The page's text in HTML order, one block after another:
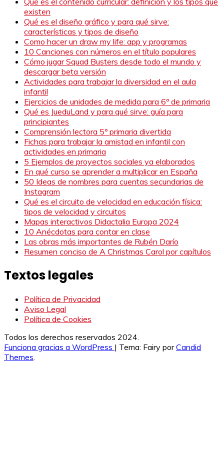
existen
Qué es el diseño gráfico y para qué sirve:
características y tipos de diseño
Como hacer un draw my life: app y programas
10 Canciones con números en el título populares
Cómo jugar Squad Busters desde todo el mundo y
descargar beta versión
Actividades para trabajar la diversidad en el aula
infantil
Ejercicios de unidades de medida para 6º de primaria
Qué es JueduLand y para qué sirve: guía para
principiantes
Comprensión lectora 5º primaria divertida
Fichas para trabajar la amistad en infantil con
actividades en primaria
5 Ejemplos de proyectos sociales ya elaborados
En qué curso se aprender a multiplicar en España
50 Ideas de nombres para cuentas secundarias de
Instagram
Qué es el circuito de velocidad en educación física:
tipos de velocidad y circuitos
Mapas interactivos Didactalia Europa 2024
10 Anécdotas para contar en clase
Las obras más importantes de Rubén Darío
Resumen conciso de A Christmas Carol por capítulos
Textos legales
Política de Privacidad
Aviso Legal
Política de Cookies
Todos los derechos reservados 2024.
Funciona gracias a WordPress | Tema: Fairy porCandid
Themes.